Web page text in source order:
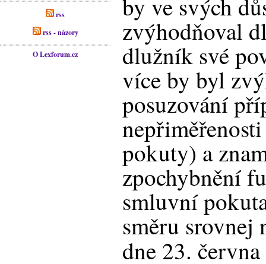
rss
rss - názory
O Lexforum.cz
by ve svých
zvýhodňoval
dlužník své
více by byl
posuzování
pokuty) a
zpochybnění
smluvní
směru srovnej
dne 23.